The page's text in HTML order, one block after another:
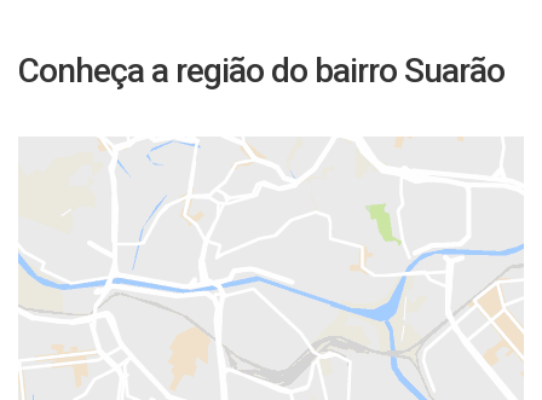
Conheça a região do bairro Suarão